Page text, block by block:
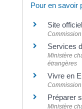
Pour en savoir
Site
Services
Ministère
étrangères
Vivre en
Préparer
Ministère